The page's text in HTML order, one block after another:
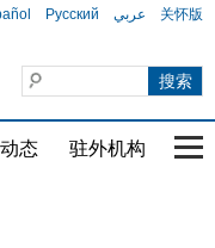
Русский عربي 关怀版
态 驻外机构 国